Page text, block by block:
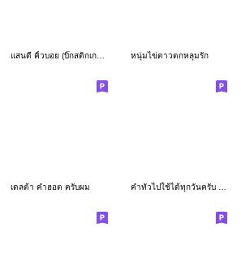
แสนดี คิ้วบอย (บิ๊กสติกเกอร์) หนุ่มไข่ดาวตกหลุมรัก
เดลต้า คำฮอต ครับผม